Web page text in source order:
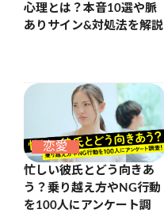
心理とは？本音10選や脈
ありサイン&対処法を解説
恋愛
忙しい彼氏とどう向きあ
う？乗り越え方やNG行動
を100人にアンケート調